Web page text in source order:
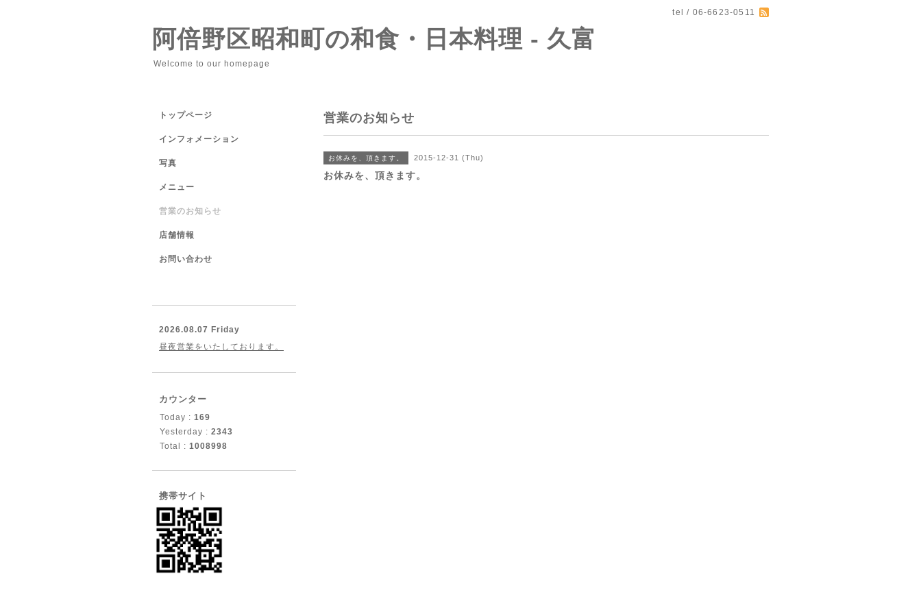
tel / 06-6623-0511
阿倍野区昭和町の和食・日本料理 - 久富
Welcome to our homepage
営業のお知らせ
お休みを、頂きます。 2015-12-31 (Thu)
お休みを、頂きます。
トップページ
インフォメーション
写真
メニュー
営業のお知らせ
店舗情報
お問い合わせ
2026.08.07 Friday
昼夜営業をいたしております。
カウンター
Today : 169
Yesterday : 2343
Total : 1008998
携帯サイト